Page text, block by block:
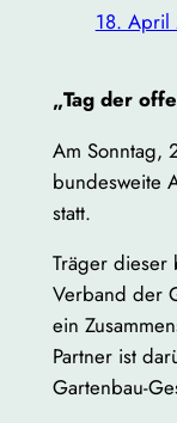
18. April
„Tag der
Am Sonntag,
bundesweite
statt.
Träger dieser
Verband der
ein
Partner ist
Gartenbau-